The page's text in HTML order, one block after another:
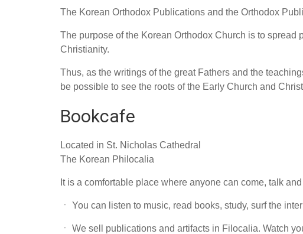
The Korean Orthodox Publications and the Orthodox
The purpose of the Korean Orthodox Church is to
Christianity.
Thus, as the writings of the great Fathers and the
be possible to see the roots of the Early Church and
Bookcafe
Located in St. Nicholas Cathedral
The Korean Philocalia
It is a comfortable place where anyone can come, talk
ㆍ You can listen to music, read books, study, surf the
ㆍ We sell publications and artifacts in Filocalia. Watch